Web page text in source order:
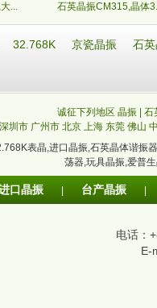
... 石英晶振CM315,晶体
32.768K 京瓷晶振 石
诚征下列地区 晶振 |
深圳市 广州市 北京 上海 东莞 佛山
表晶,进口晶振,石英晶体谐振器
荡器,玩具晶振,爱普
口晶振 台产晶振
电话：
E-